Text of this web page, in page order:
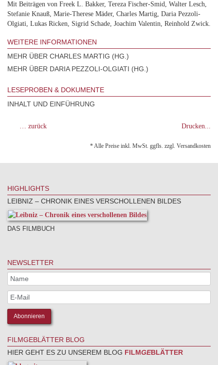
Mit Beiträgen von Freek L. Bakker, Tereza Fischer-Smid, Walter Lesch,
Stefanie Knauß, Marie-Therese Mäder, Charles Martig, Daria Pezzoli-
Olgiati, Lukas Ricken, Sigrid Schade, Joachim Valentin, Reinhold Zwick.
WEITERE INFORMATIONEN
MEHR ÜBER CHARLES MARTIG (HG.)
MEHR ÜBER DARIA PEZZOLI-OLGIATI (HG.)
LESEPROBEN & DOKUMENTE
INHALT UND EINFÜHRUNG
… zurück Drucken...
* Alle Preise inkl. MwSt. ggfls. zzgl. Versandkosten
HIGHLIGHTS
LEIBNIZ – CHRONIK EINES VERSCHOLLENEN BILDES
DAS FILMBUCH
NEWSLETTER
FILMGEBLÄTTER BLOG
HIER GEHT ES ZU UNSEREM BLOG FILMGEBLÄTTER